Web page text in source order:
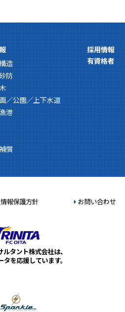
造
防
／公園／上下水道
港
償
採用情報
有資格者
報保護方針 お問い合わせ
タント株式会社は、
タを応援しています。